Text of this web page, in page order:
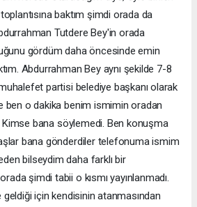
baktım şimdi orada da
Tutdere Bey'in orada
gördüm daha öncesinde emin
Abdurrahman Bey aynı şekilde 7-8
partisi belediye başkanı olarak
ben o dakika benim ismimin oradan
bana söylemedi. Ben konuşma
bana gönderdiler telefonuma ismim
bilseydim daha farklı bir
şimdi tabii o kısmı yayınlanmadı.
için kendisinin atanmasından